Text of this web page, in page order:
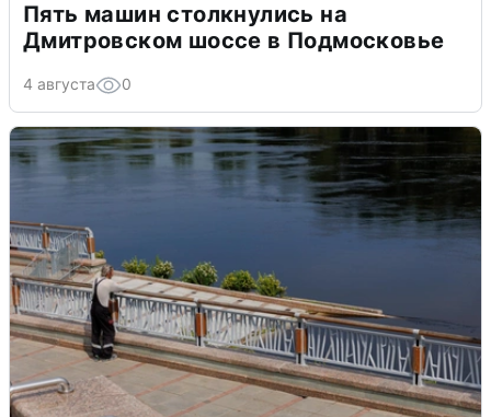
Пять машин столкнулись на
Дмитровском шоссе в Подмосковье
4 августа 0